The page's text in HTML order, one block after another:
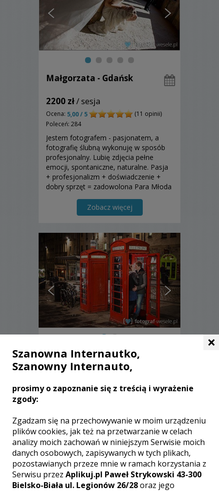
Małgorzata - Gdańsk
2200 zł/ sesja
Ocena: 5,00 / 5
(11 opinii)
Poleceń: 284
Jestem fotografem - pasjonatem, a
fotografię ślubną wykonuję w sposób
profesjonalny. Lubię zdjęcia pełne
emocji, spontaniczne, naturalne. Pasja
+ profesjonalizm + doświadczenie +
dobry sprzęt = zadowolona Para Młoda
"to coś". Przekonajcie się
Zobacz więcej
Michał - Pruszcz Gdański
Ocena:5,00 / 5
(4 opinie)
wzruszeń, uśmiechu, łez szczęścia.
Towarzyszę Wam w tym dniu, aby nie
poszły one w zapomnienie i daję z
siebie wszystko, aby moje fotografie
były najpiękniejszą pamiątką z Waszego
ślubu!
Zobacz więcej
×
Szanowna Internautko,
Szanowny Internauto,
prosimy o zapoznanie się z treścią i wyrażenie
zgody:
Zgadzam się na przechowywanie w moim urządzeniu
plików cookies, jak też na przetwarzanie w celach
analizy moich zachowań w niniejszym Serwisie moich
danych osobowych, zapisywanych w tych plikach,
pozostawianych przeze mnie w ramach korzystania z
Serwisu przez Aplikuj.pl Paweł Strykowski 43-300
Bielsko-Biała ul. Legionów 26/28oraz jego